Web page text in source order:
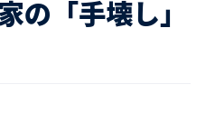
の「手壊し」